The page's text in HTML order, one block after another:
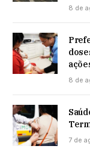
8 de
8 de
7 de